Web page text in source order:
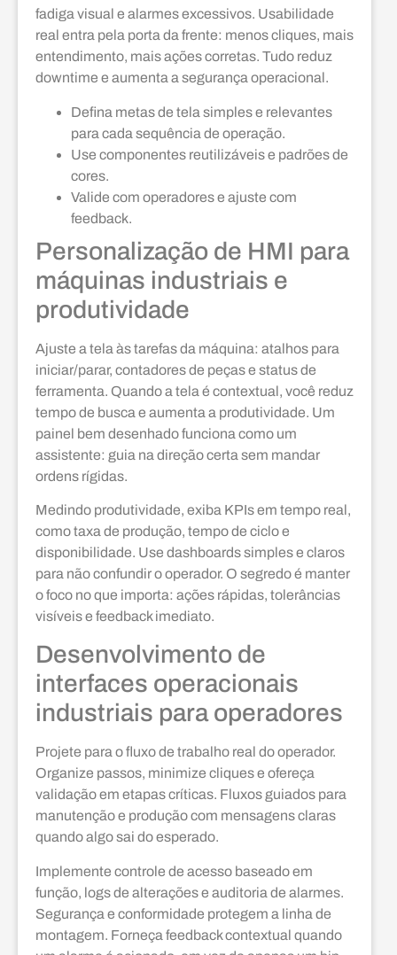
fadiga visual e alarmes excessivos. Usabilidade
real entra pela porta da frente: menos cliques, mais
entendimento, mais ações corretas. Tudo reduz
downtime e aumenta a segurança operacional.
Defina metas de tela simples e relevantes
para cada sequência de operação.
Use componentes reutilizáveis e padrões de
cores.
Valide com operadores e ajuste com
feedback.
Personalização de HMI para
máquinas industriais e
produtividade
Ajuste a tela às tarefas da máquina: atalhos para
iniciar/parar, contadores de peças e status de
ferramenta. Quando a tela é contextual, você reduz
tempo de busca e aumenta a produtividade. Um
painel bem desenhado funciona como um
assistente: guia na direção certa sem mandar
ordens rígidas.
Medindo produtividade, exiba KPIs em tempo real,
como taxa de produção, tempo de ciclo e
disponibilidade. Use dashboards simples e claros
para não confundir o operador. O segredo é manter
o foco no que importa: ações rápidas, tolerâncias
visíveis e feedback imediato.
Desenvolvimento de
interfaces operacionais
industriais para operadores
Projete para o fluxo de trabalho real do operador.
Organize passos, minimize cliques e ofereça
validação em etapas críticas. Fluxos guiados para
manutenção e produção com mensagens claras
quando algo sai do esperado.
Implemente controle de acesso baseado em
função, logs de alterações e auditoria de alarmes.
Segurança e conformidade protegem a linha de
montagem. Forneça feedback contextual quando